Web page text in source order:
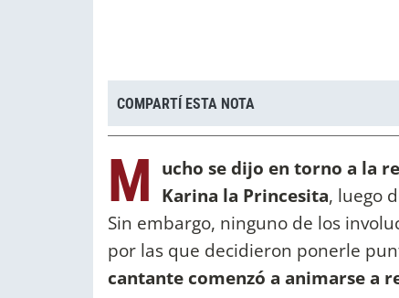
COMPARTÍ ESTA NOTA
M ucho se dijo en torno a la
Karina la Princesita, luego
Sin embargo, ninguno de los
por las que decidieron ponerle
cantante comenzó a animarse a